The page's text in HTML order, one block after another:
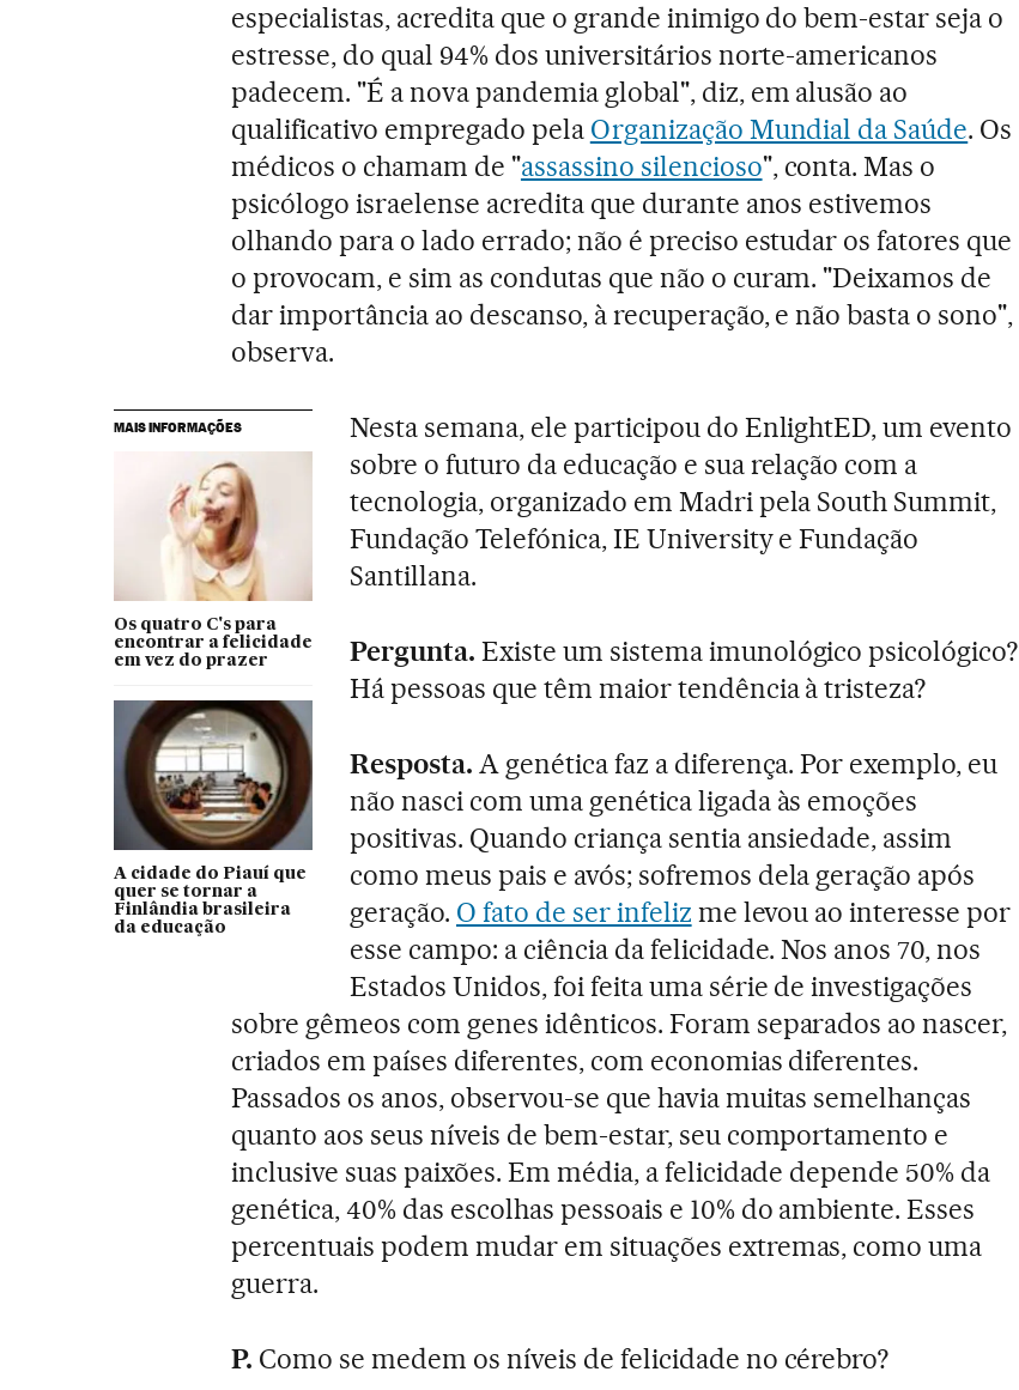
especialistas, acredita que o grande inimigo do bem-estar seja o
estresse, do qual 94% dos universitários norte-americanos
padecem. "É a nova pandemia global", diz, em alusão ao
qualificativo empregado pela Organização Mundial da Saúde. Os
médicos o chamam de "assassino silencioso", conta. Mas o
psicólogo israelense acredita que durante anos estivemos
olhando para o lado errado; não é preciso estudar os fatores que
o provocam, e sim as condutas que não o curam. "Deixamos de
dar importância ao descanso, à recuperação, e não basta o sono",
observa.
MAIS INFORMAÇÕES
Os quatro C's para
encontrar a felicidade
em vez do prazer
A cidade do Piauí que
quer se tornar a
Finlândia brasileira
da educação
Nesta semana, ele participou do EnlightED, um evento
sobre o futuro da educação e sua relação com a
tecnologia, organizado em Madri pela South Summit,
Fundação Telefónica, IE University e Fundação
Santillana.
Pergunta. Existe um sistema imunológico psicológico?
Há pessoas que têm maior tendência à tristeza?
Resposta. A genética faz a diferença. Por exemplo, eu
não nasci com uma genética ligada às emoções
positivas. Quando criança sentia ansiedade, assim
como meus pais e avós; sofremos dela geração após
geração. O fato de ser infeliz me levou ao interesse por
esse campo: a ciência da felicidade. Nos anos 70, nos
Estados Unidos, foi feita uma série de investigações
sobre gêmeos com genes idênticos. Foram separados ao nascer,
criados em países diferentes, com economias diferentes.
Passados os anos, observou-se que havia muitas semelhanças
quanto aos seus níveis de bem-estar, seu comportamento e
inclusive suas paixões. Em média, a felicidade depende 50% da
genética, 40% das escolhas pessoais e 10% do ambiente. Esses
percentuais podem mudar em situações extremas, como uma
guerra.
P. Como se medem os níveis de felicidade no cérebro?